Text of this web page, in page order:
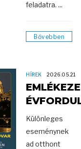
feladatra. ...
Bővebben
HÍREK 2026.05.21
Különleges
eseménynek
ad otthont